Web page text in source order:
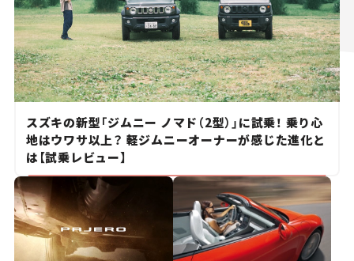
スズキの新型「ジムニー ノマド（2型）」に試乗！ 乗り心
地はウワサ以上？ 軽ジムニーオーナーが感じた進化と
は【試乗レビュー】
メルマガ登録